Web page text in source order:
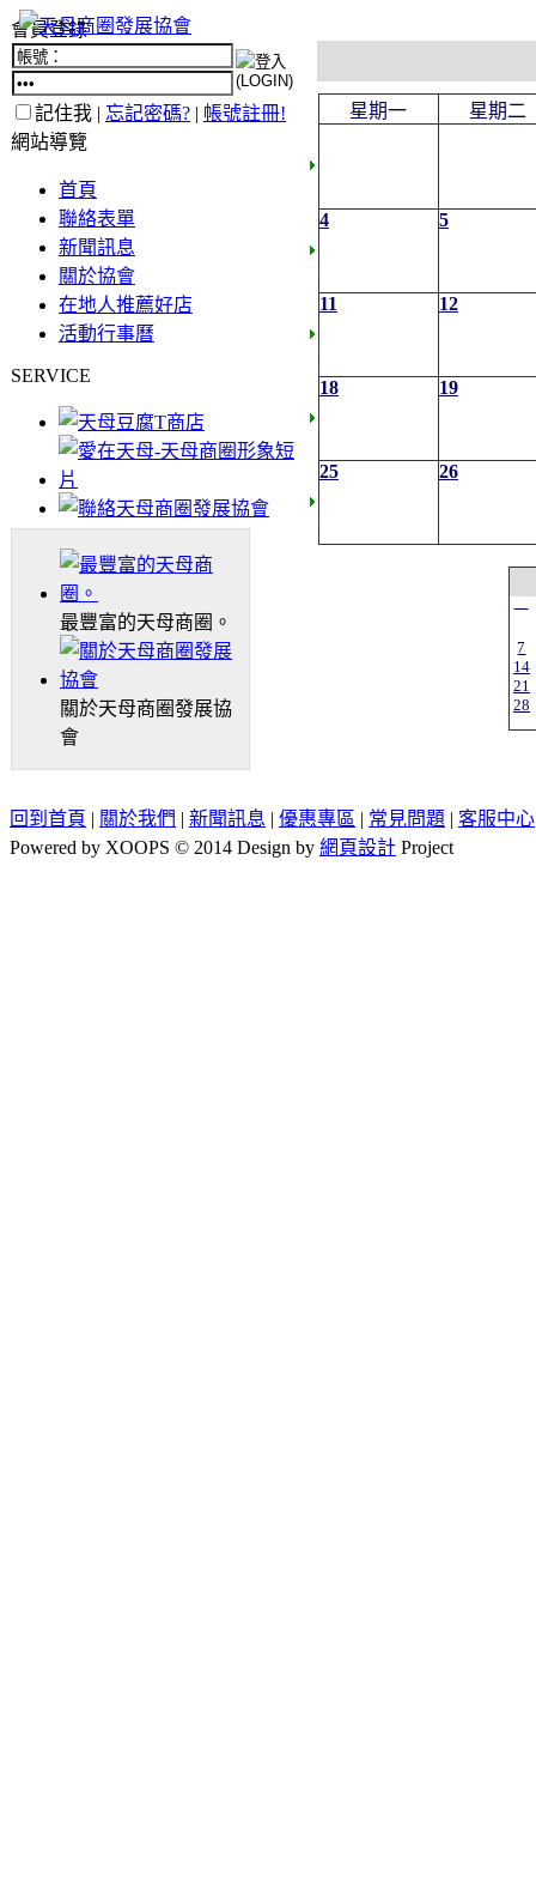
會員登錄
記住我 | 忘記密碼? | 帳號註冊!
網站導覽
首頁
聯絡表單
新聞訊息
關於協會
在地人推薦好店
活動行事曆
SERVICE
最豐富的天母商圈。
關於天母商圈發展協
會
星期一 星期二
4 5
11 12
18 19
25 26
一
7
14
21
28
回到首頁 | 關於我們 | 新聞訊息 | 優惠專區 | 常見問題 | 客服中心
Powered by XOOPS © 2014 Design by 網頁設計 Project